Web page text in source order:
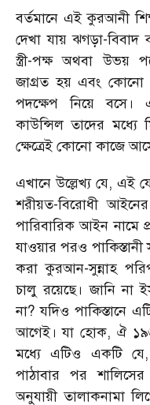
বর্তমানে এই কুরআনী
দেখা যায় ঝগড়া-বিবাদ
স্ত্রী-পক্ষ অথবা উভয়
জাগ্রত হয় এবং কোনো
পদক্ষেপ নিয়ে বসে।
কাউন্সিল তাদের মধ্যে
ক্ষেত্রেই কোনো কাজে
এখানে উল্লেখ্য যে, এই
শরীয়ত-বিরোধী
পারিবারিক আইন নামে
যাওয়ার পরও
করা কুরআন-সুন্নাহ
চালু রয়েছে। জানি না
না? যদিও পাকিস্তানে
আগেই। যা হোক, ঐ
মধ্যে এটিও একটি
পাঠাবার পর
অনুযায়ী তালাকনামা